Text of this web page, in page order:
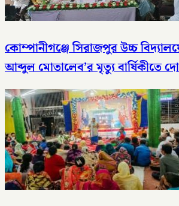
কোম্পানীগঞ্জে সিরাজপুর উচ্চ
আব্দুল মোতালেব’র মৃত্যু বার্ষিকীতে